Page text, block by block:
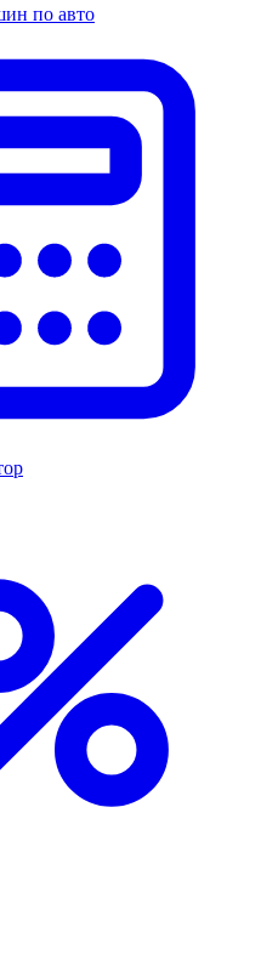
по авто